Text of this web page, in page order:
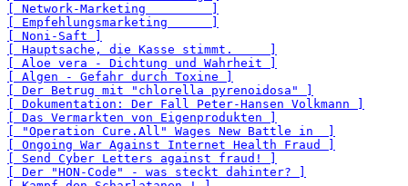
[ Network-Marketing         ]
[ Empfehlungsmarketing      ]
[ Noni-Saft ]
[ Hauptsache, die Kasse stimmt.     ]
[ Aloe vera - Dichtung und Wahrheit ]
[ Algen - Gefahr durch Toxine ]
[ Der Betrug mit "chlorella pyrenoidosa" ]
[ Dokumentation: Der Fall Peter-Hansen Volkmann ]
[ Das Vermarkten von Eigenprodukten ]
[ "Operation Cure.All" Wages New Battle in  ]
[ Ongoing War Against Internet Health Fraud ]
[ Send Cyber Letters against fraud! ]
[ Der "HON-Code" - was steckt dahinter? ]